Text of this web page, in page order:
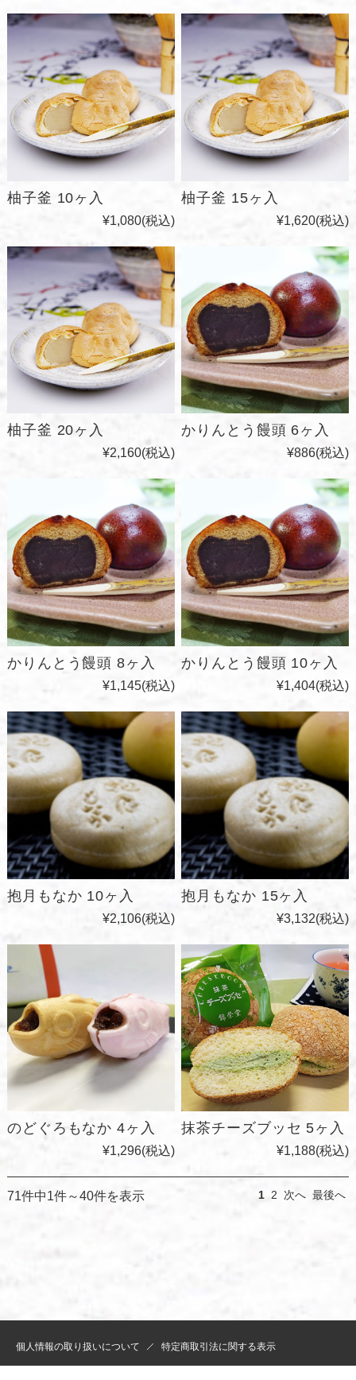
柚子釜 10ヶ入
¥1,080(税込)
柚子釜 15ヶ入
¥1,620(税込)
柚子釜 20ヶ入
¥2,160(税込)
かりんとう饅頭 6ヶ入
¥886(税込)
かりんとう饅頭 8ヶ入
¥1,145(税込)
かりんとう饅頭 10ヶ入
¥1,404(税込)
抱月もなか 10ヶ入
¥2,106(税込)
抱月もなか 15ヶ入
¥3,132(税込)
のどぐろもなか 4ヶ入
¥1,296(税込)
抹茶チーズブッセ 5ヶ入
¥1,188(税込)
71件中1件～40件を表示 1 2 次へ 最後へ
個人情報の取り扱いについて 特定商取引法に関する表示